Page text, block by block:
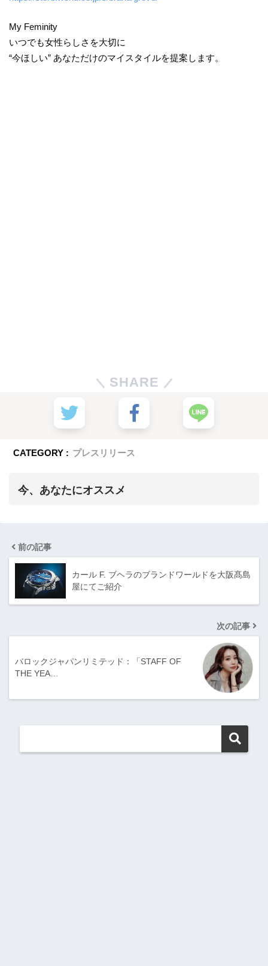
My Feminity
いつでも女性らしさを大切に
“今ほしい” あなただけのマイスタイルを提案します。
SHARE
CATEGORY : プレスリリース
今、あなたにオススメ
前の記事
カール F. ブヘラのブランドワールドを大阪髙島
屋にてご紹介
次の記事
バロックジャパンリミテッド：「STAFF OF
THE YEA…